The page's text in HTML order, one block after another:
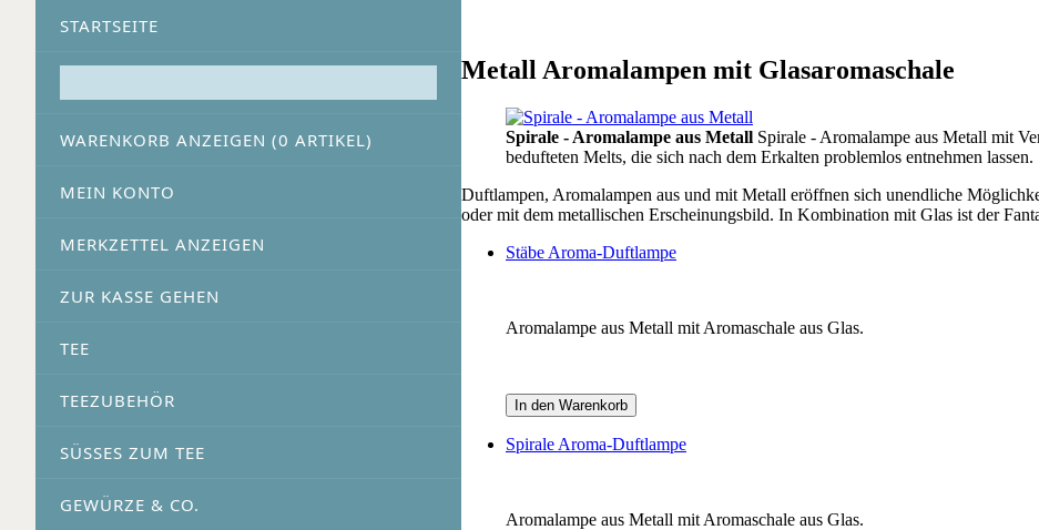
STARTSEITE
WARENKORB ANZEIGEN (0 ARTIKEL)
MEIN KONTO
MERKZETTEL ANZEIGEN
ZUR KASSE GEHEN
TEE
TEEZUBEHÖR
SÜSSES ZUM TEE
GEWÜRZE & CO.
Metall Aromalampen mit Glasaromaschale
Spirale - Aromalampe aus Metall Spirale - Aromalampe aus Metall mit
bedufteten Melts, die sich nach dem Erkalten problemlos entnehmen lassen.
Duftlampen, Aromalampen aus und mit Metall eröffnen sich unendliche
oder mit dem metallischen Erscheinungsbild. In Kombination mit Glas ist der
Stäbe Aroma-Duftlampe
Aromalampe aus Metall mit Aromaschale aus Glas.
In den Warenkorb
Spirale Aroma-Duftlampe
Aromalampe aus Metall mit Aromaschale aus Glas.